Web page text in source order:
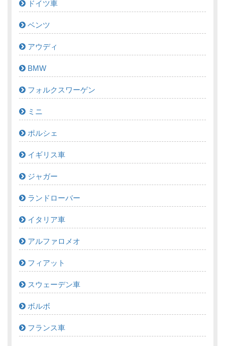
ドイツ車
ベンツ
アウディ
BMW
フォルクスワーゲン
ミニ
ポルシェ
イギリス車
ジャガー
ランドローバー
イタリア車
アルファロメオ
フィアット
スウェーデン車
ボルボ
フランス車